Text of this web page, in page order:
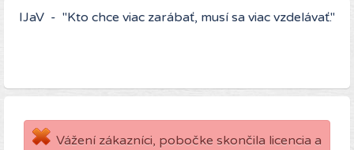
IJaV - "Kto chce viac zarábať, musí sa viac vzdelávať."
Vážení zákazníci, pobočke skončila licencia a